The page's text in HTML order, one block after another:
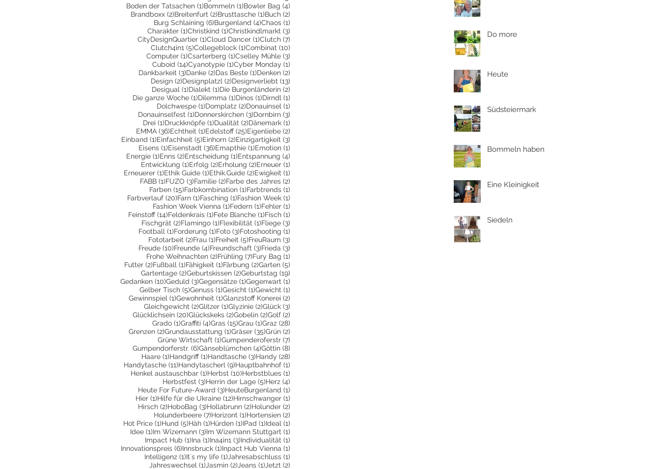
Boden der Tatsachen (1)1 Beitrag
Bommeln (1)1 Beitrag
Bowler Bag (4)
Brandboxx (2)2 Beiträge
Breitenfurt (2)2 Beiträge
Brusttasche (1)1 Beitrag
Buch (2)
Burg Schlaining (6)6 Beiträge
Burgenland (4)4 Beiträge
Chaos (1)
Charakter (1)1 Beitrag
Christkind (1)1 Beitrag
Christkindlmarkt (3)
CityDesignQuartier (1)1 Beitrag
Cloud Dancer (1)1 Beitrag
Clutch (7)
Clutch4in1 (5)5 Beiträge
Collegeblock (1)1 Beitrag
Combinat (10)
Computer (1)1 Beitrag
Csarterberg (1)1 Beitrag
Cselley Mühle (3)
Cuboid (14)14 Beiträge
Cyanotypie (1)1 Beitrag
Cyber Monday (1)
Dankbarkeit (3)3 Beiträge
Danke (2)2 Beiträge
Das Beste (1)1 Beitrag
Denken (2)
Design (2)2 Beiträge
Designplatzl (2)2 Beiträge
Designverliebt (13)
Desigual (1)1 Beitrag
Dialekt (1)1 Beitrag
Die Burgenländerin (2)
Die ganze Woche (1)1 Beitrag
Dilemma (1)1 Beitrag
Dinos (1)1 Beitrag
Dirndl (1)
Dolchwespe (1)1 Beitrag
Domplatz (2)2 Beiträge
Donauinsel (1)
Donauinselfest (1)1 Beitrag
Donnerskirchen (3)3 Beiträge
Dornbirn (3)
Drei (1)1 Beitrag
Druckknöpfe (1)1 Beitrag
Dualität (2)2 Beiträge
Dänemark (1)
EMMA (36)36 Beiträge
Echtheit (1)1 Beitrag
Edelstoff (25)25 Beiträge
Eigenliebe (2)
Einband (1)1 Beitrag
Einfachheit (5)5 Beiträge
Einhorn (2)2 Beiträge
Einzigartigkeit (3)
Eisens (1)1 Beitrag
Eisenstadt (36)36 Beiträge
Emapthie (1)1 Beitrag
Emotion (1)
Energie (1)1 Beitrag
Enns (2)2 Beiträge
Entscheidung (1)1 Beitrag
Entspannung (4)
Entwicklung (1)1 Beitrag
Erfolg (2)2 Beiträge
Erholung (2)2 Beiträge
Erneuer (1)
Erneuerer (1)1 Beitrag
Ethik Guide (1)1 Beitrag
Ethik.Guide (2)2 Beiträge
Ewigkeit (1)
FABB (1)1 Beitrag
FUZO (3)3 Beiträge
Familie (2)2 Beiträge
Farbe des Jahres (2)
Farben (15)15 Beiträge
Farbkombination (1)1 Beitrag
Farbtrends (1)
Farbverlauf (20)20 Beiträge
Farn (1)1 Beitrag
Fasching (1)1 Beitrag
Fashion Week (1)
Fashion Week Vienna (1)1 Beitrag
Federn (1)1 Beitrag
Fehler (1)
Feinstoff (14)14 Beiträge
Feldenkrais (1)1 Beitrag
Fete Blanche (1)1 Beitrag
Fisch (1)
Fischgrät (2)2 Beiträge
Flamingo (1)1 Beitrag
Flexibilität (1)1 Beitrag
Fliege (3)
Football (1)1 Beitrag
Forderung (1)1 Beitrag
Foto (3)3 Beiträge
Fotoshooting (1)
Fototarbeit (2)2 Beiträge
Frau (1)1 Beitrag
Freiheit (5)5 Beiträge
FreuRaum (3)
Freude (10)10 Beiträge
Freunde (4)4 Beiträge
Freundschaft (3)3 Beiträge
Frieda (3)
Frohe Weihnachten (2)2 Beiträge
Frühling (7)7 Beiträge
Fury Bag (1)
Futter (2)2 Beiträge
Fußball (1)1 Beitrag
Fähigkeit (1)1 Beitrag
Färbung (2)2 Beiträge
Garten (5)
Gartentage (2)2 Beiträge
Geburtskissen (2)2 Beiträge
Geburtstag (19)
Gedanken (10)10 Beiträge
Geduld (3)3 Beiträge
Gegensätze (1)1 Beitrag
Gegenwart (1)
Gelber Tisch (5)5 Beiträge
Genuss (1)1 Beitrag
Gesicht (1)1 Beitrag
Gewicht (1)
Gewinnspiel (1)1 Beitrag
Gewohnheit (1)1 Beitrag
Glanzstoff Konerei (2)
Gleichgewicht (2)2 Beiträge
Glitzer (1)1 Beitrag
Glyzinie (2)2 Beiträge
Glück (3)
Glücklichsein (20)20 Beiträge
Glückskeks (2)2 Beiträge
Gobelin (2)2 Beiträge
Golf (2)
Grado (1)1 Beitrag
Graffiti (4)4 Beiträge
Gras (15)15 Beiträge
Grau (1)1 Beitrag
Graz (28)
Grenzen (2)2 Beiträge
Grundausstattung (1)1 Beitrag
Gräser (35)35 Beiträge
Grün (2)
Grüne Wirtschaft (1)1 Beitrag
Gumpenderoferstr (7)
Gumpendorferstr. (6)6 Beiträge
Gänseblümchen (4)4 Beiträge
Göttin (8)
Haare (1)1 Beitrag
Handgriff (1)1 Beitrag
Handtasche (3)3 Beiträge
Handy (28)
Handytasche (11)11 Beiträge
Handytascherl (9)9 Beiträge
Hauptbahnhof (1)
Henkel austauschbar (1)1 Beitrag
Herbst (10)10 Beiträge
Herbstblues (1)
Herbstfest (3)3 Beiträge
Herrin der Lage (5)5 Beiträge
Herz (4)
Heute For Future-Award (3)3 Beiträge
HeuteBurgenland (1)
Hier (1)1 Beitrag
Hilfe für die Ukraine (12)12 Beiträge
Hirnschwanger (1)
Hirsch (2)2 Beiträge
HoboBag (3)3 Beiträge
Hollabrunn (2)2 Beiträge
Holunder (2)
Holunderbeere (7)7 Beiträge
Horizont (1)1 Beitrag
Hortensien (2)
Hot Price (1)1 Beitrag
Hund (5)5 Beiträge
Häh (1)1 Beitrag
Hürden (1)1 Beitrag
IPad (1)1 Beitrag
Ideal (1)
Idee (1)1 Beitrag
Im Wizemann (3)3 Beiträge
Im Wizemann Stuttgart (1)
Impact Hub (1)1 Beitrag
Ina (1)1 Beitrag
Ina4in1 (3)3 Beiträge
Individualität (1)
Innovationspreis (6)6 Beiträge
Innsbruck (1)1 Beitrag
Inpact Hub Vienna (1)
Intelligenz (1)1 Beitrag
It´s my life (1) 1 Beitrag
Jahresabschluss (1)
Jahreswechsel (1) 1 Beitrag
Jasmin (2) 2 Beiträge
Jeans (1) 1 Beitrag
Jetzt (2)
Do more
Heute
Südsteiermark
Bommeln haben
Eine Kleinigkeit
Siedeln